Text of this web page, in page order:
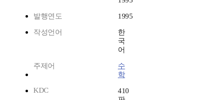
발행연도 1995
작성언어
한
국
어
주제어
수
학
KDC
410